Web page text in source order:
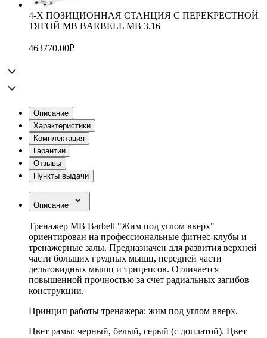
4-Х ПОЗИЦИОННАЯ СТАНЦИЯ С ПЕРЕКРЕСТНОЙ
ТЯГОЙ MB BARBELL MB 3.16
463770.00₽
Описание
Характеристики
Комплектация
Гарантии
Отзывы
Пункты выдачи
Описание
Тренажер MB Barbell "Жим под углом вверх"
ориентирован на профессиональные фитнес-клубы и
тренажерные залы. Предназначен для развития верхней
части больших грудных мышц, передней части
дельтовидных мышц и трицепсов. Отличается
повышенной прочностью за счет радиальных загибов
конструкции.
Принцип работы тренажера: жим под углом вверх.
Цвет рамы: черный, белый, серый (с доплатой). Цвет